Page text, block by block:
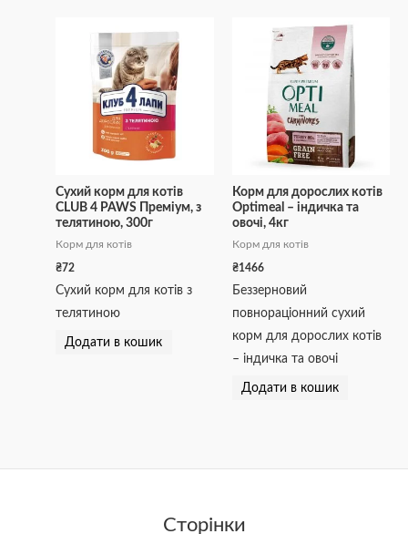
Сухий корм для котів
CLUB 4 PAWS Преміум, з
телятиною, 300г
Корм для котів
₴72
Сухий корм для котів з
телятиною
Додати в кошик
Корм для дорослих котів
Optimeal – індичка та
овочі, 4кг
Корм для котів
₴1466
Беззерновий
повнораціонний сухий
корм для дорослих котів
– індичка та овочі
Додати в кошик
Сторінки